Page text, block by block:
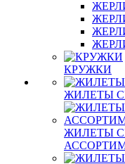
КРУЖКИ
ЖИЛЕТЫ
ЖИЛЕТЫ